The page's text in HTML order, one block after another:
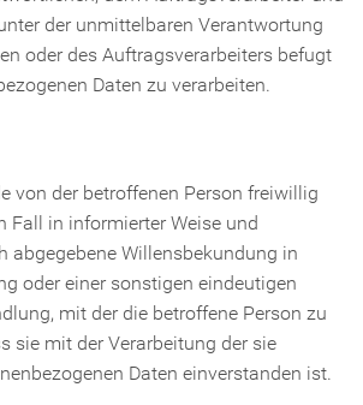
der unmittelbaren Verantwortung
oder des Auftragsverarbeiters befugt
Daten zu verarbeiten.
von der betroffenen Person freiwillig
Fall in informierter Weise und
abgegebene Willensbekundung in
oder einer sonstigen eindeutigen
mit der die betroffene Person zu
sie mit der Verarbeitung der sie
Daten einverstanden ist.